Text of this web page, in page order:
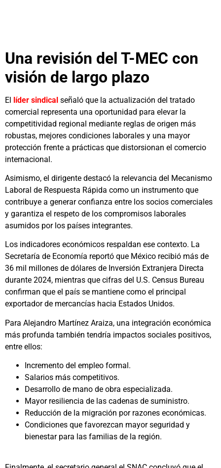
Una revisión del T-MEC con
visión de largo plazo
El líder sindical señaló que la actualización del tratado
comercial representa una oportunidad para elevar la
competitividad regional mediante reglas de origen más
robustas, mejores condiciones laborales y una mayor
protección frente a prácticas que distorsionan el comercio
internacional.
Asimismo, el dirigente destacó la relevancia del Mecanismo
Laboral de Respuesta Rápida como un instrumento que
contribuye a generar confianza entre los socios comerciales
y garantiza el respeto de los compromisos laborales
asumidos por los países integrantes.
Los indicadores económicos respaldan ese contexto. La
Secretaría de Economía reportó que México recibió más de
36 mil millones de dólares de Inversión Extranjera Directa
durante 2024, mientras que cifras del U.S. Census Bureau
confirman que el país se mantiene como el principal
exportador de mercancías hacia Estados Unidos.
Para Alejandro Martínez Araiza, una integración económica
más profunda también tendría impactos sociales positivos,
entre ellos:
Incremento del empleo formal.
Salarios más competitivos.
Desarrollo de mano de obra especializada.
Mayor resiliencia de las cadenas de suministro.
Reducción de la migración por razones económicas.
Condiciones que favorezcan mayor seguridad y
bienestar para las familias de la región.